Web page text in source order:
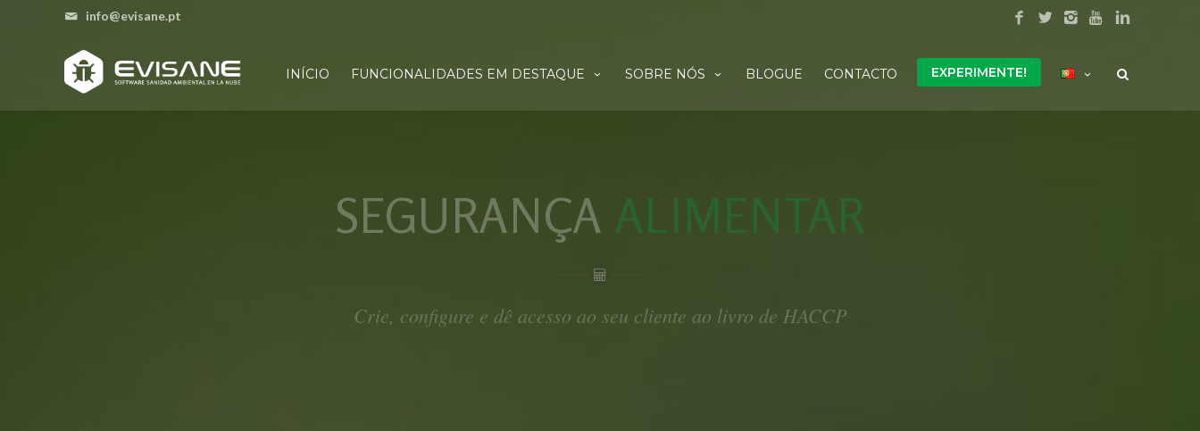
info@evisane.pt
INÍCIO FUNCIONALIDADES EM DESTAQUE SOBRE NÓS BLOGUE CONTACTO EXPERIMENTE!
SEGURANÇA ALIMENTAR
Crie, configure e dê acesso ao seu cliente ao livro de HACCP